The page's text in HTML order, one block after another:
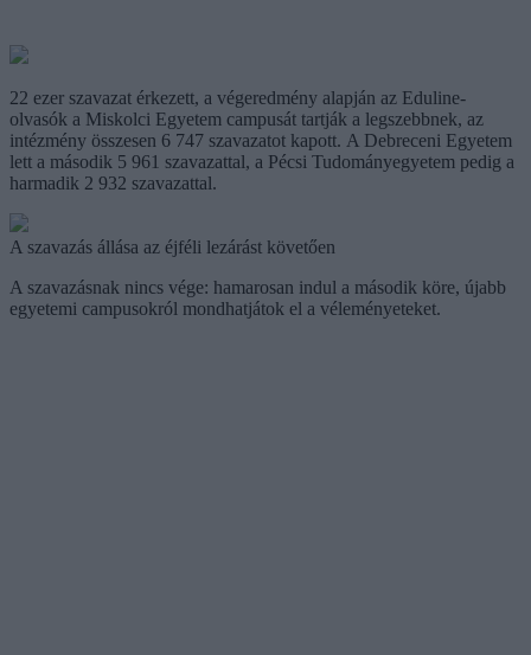
22 ezer szavazat érkezett, a végeredmény alapján az Eduline-
olvasók a Miskolci Egyetem campusát tartják a legszebbnek, az
intézmény összesen 6 747 szavazatot kapott. A Debreceni Egyetem
lett a második 5 961 szavazattal, a Pécsi Tudományegyetem pedig a
harmadik 2 932 szavazattal.
A szavazás állása az éjféli lezárást követően
A szavazásnak nincs vége: hamarosan indul a második köre, újabb
egyetemi campusokról mondhatjátok el a véleményeteket.